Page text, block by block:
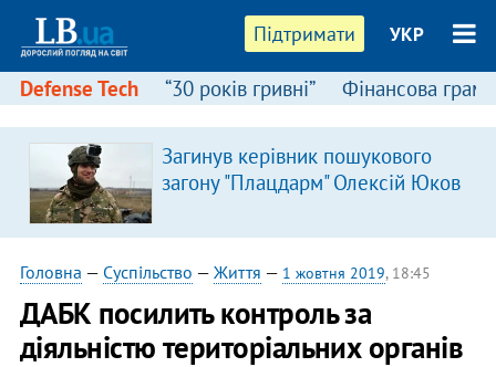
Підтримати УКР
Defense Tech “30 років гривні” Фінансова
Загинув керівник пошукового
загону "Плацдарм" Олексій Юков
Головна — Суспільство — Життя — 1 жовтня 2019, 18:45
ДАБК посилить контроль за
діяльністю територіальних органів